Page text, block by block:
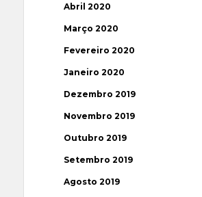
Abril 2020
Março 2020
Fevereiro 2020
Janeiro 2020
Dezembro 2019
Novembro 2019
Outubro 2019
Setembro 2019
Agosto 2019